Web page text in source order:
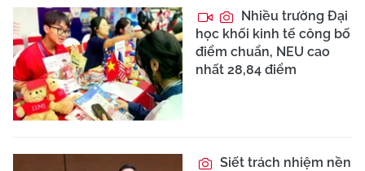
Nhiều trường Đại
học khối kinh tế công bố
điểm chuẩn, NEU cao
nhất 28,84 điểm
Siết trách nhiệm nền